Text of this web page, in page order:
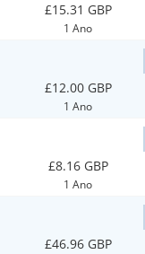
£15.31 GBP
1 Ano
£12.00 GBP
1 Ano
£8.16 GBP
1 Ano
£46.96 GBP